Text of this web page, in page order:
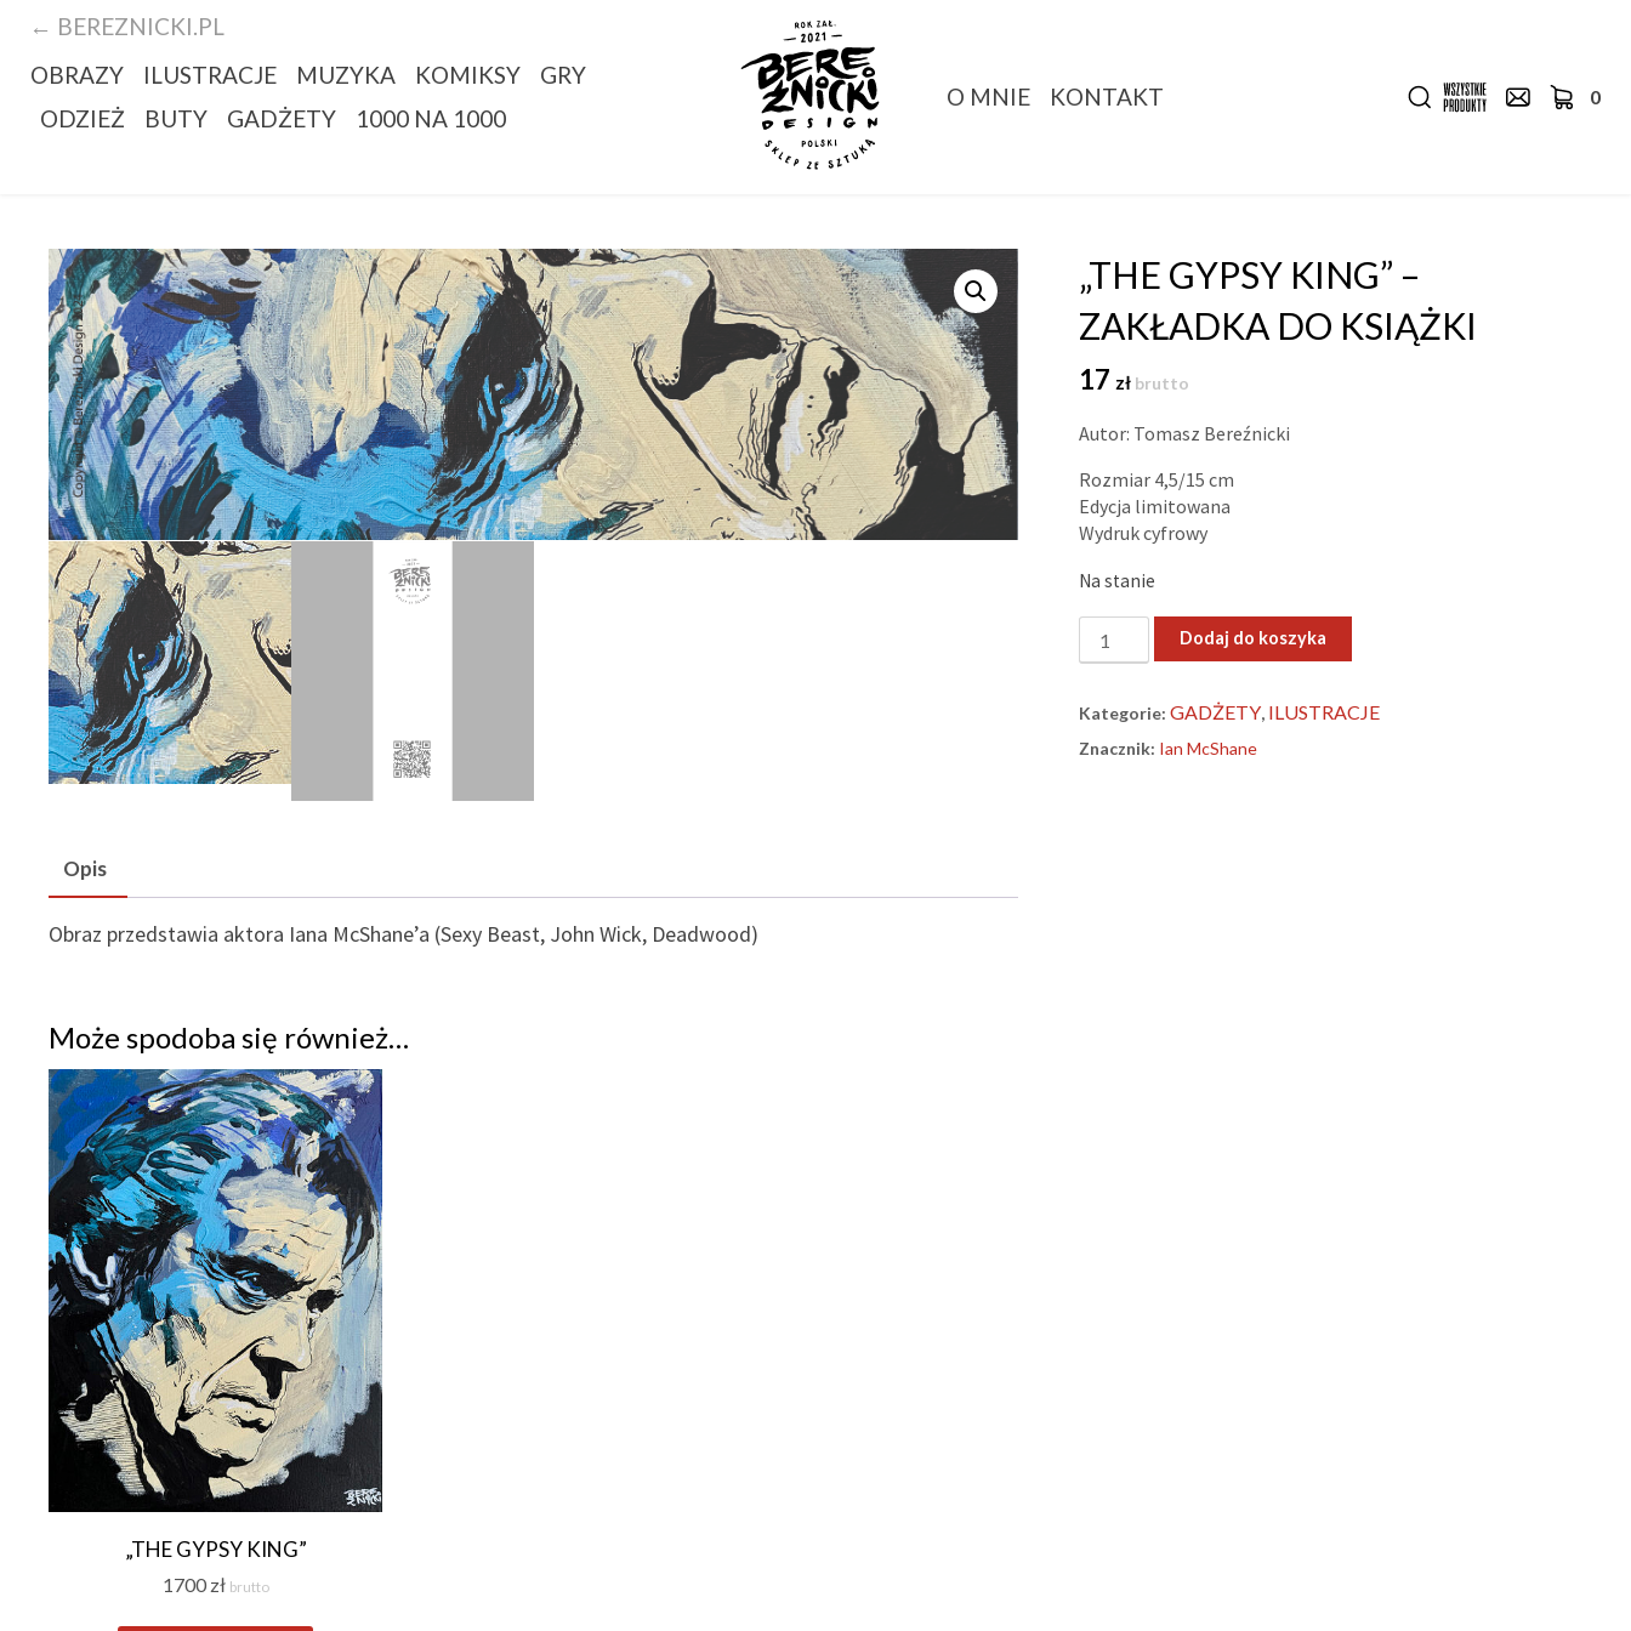
← BEREZNICKI.PL
OBRAZY
ILUSTRACJE MUZYKA KOMIKSY
GRY
ODZIEŻ
BUTY GADŻETY 1000 NA 1000
O MNIE KONTAKT 0
„THE GYPSY KING” –
ZAKŁADKA DO KSIĄŻKI
17 zł brutto
Autor: Tomasz Bereźnicki
Rozmiar 4,5/15 cm
Edycja limitowana
Wydruk cyfrowy
Na stanie
ilość
„The
King”
–
Dodaj do koszyka
Kategorie:GADŻETY, ILUSTRACJE
Znacznik: Ian McShane
Opis
Obraz przedstawia aktora Iana McShane’a (Sexy Beast, John Wick, Deadwood)
Może spodoba się również…
„THE GYPSY KING”
1700 zł brutto